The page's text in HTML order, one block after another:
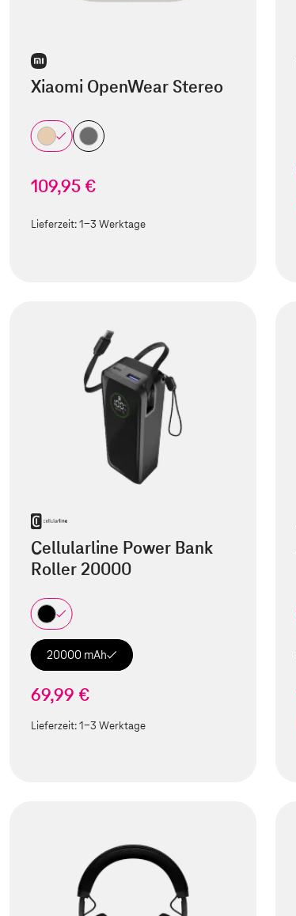
Xiaomi OpenWear Stereo
109,95 €
Lieferzeit:1-3 Werktage
Cellularline Power Bank
Roller 20000
20000 mAh
69,99 €
Lieferzeit:1-3 Werktage